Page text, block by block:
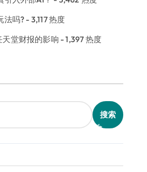
法吗? - 3,117 热度
堂财报的影响 - 1,397 热度
搜索